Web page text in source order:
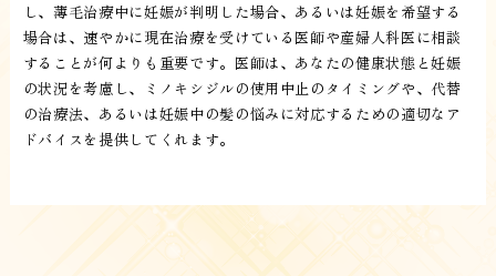
し、薄毛治療中に妊娠が判明した場合、あるいは妊娠を希望する
場合は、速やかに現在治療を受けている医師や産婦人科医に相談
することが何よりも重要です。医師は、あなたの健康状態と妊娠
の状況を考慮し、ミノキシジルの使用中止のタイミングや、代替
の治療法、あるいは妊娠中の髪の悩みに対応するための適切なア
ドバイスを提供してくれます。